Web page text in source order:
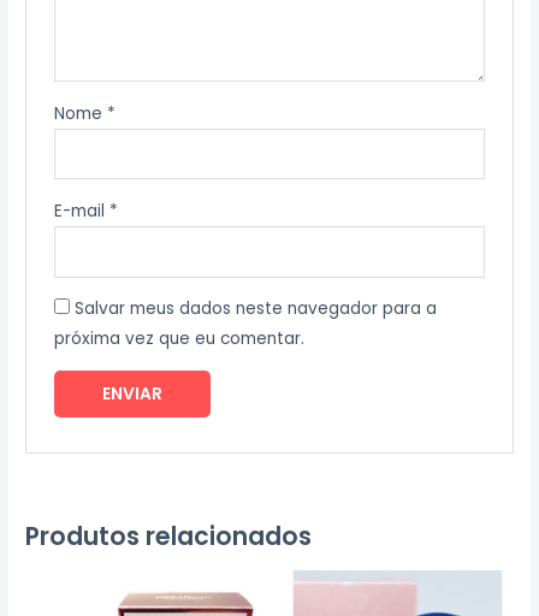
Nome *
E-mail *
Salvar meus dados neste navegador para a
próxima vez que eu comentar.
Produtos relacionados